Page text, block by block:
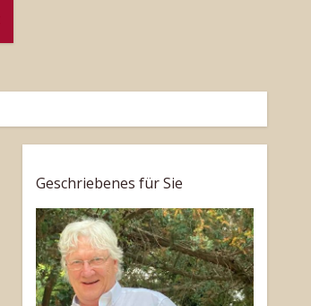
Geschriebenes für Sie